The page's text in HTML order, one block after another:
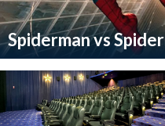
Spiderman vs